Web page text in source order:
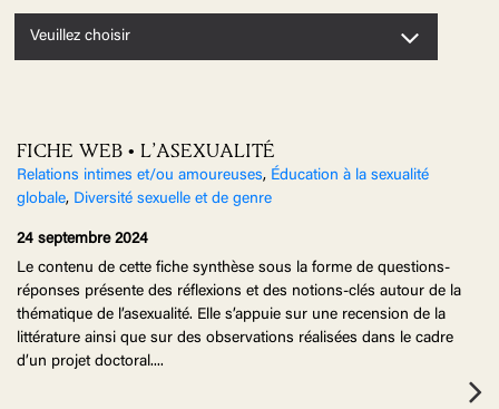
Veuillez choisir
FICHE WEB • L’ASEXUALITÉ
Relations intimes et/ou amoureuses, Éducation à la sexualité
globale, Diversité sexuelle et de genre
24 septembre 2024
Le contenu de cette fiche synthèse sous la forme de questions-
réponses présente des réflexions et des notions-clés autour de la
thématique de l’asexualité. Elle s’appuie sur une recension de la
littérature ainsi que sur des observations réalisées dans le cadre
d’un projet doctoral....